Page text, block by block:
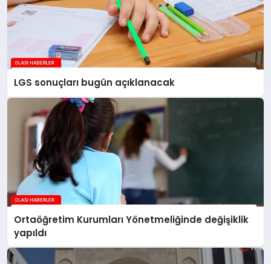
LGS sonuçları bugün açıklanacak
Ortaöğretim Kurumları Yönetmeliğinde değişiklik
yapıldı